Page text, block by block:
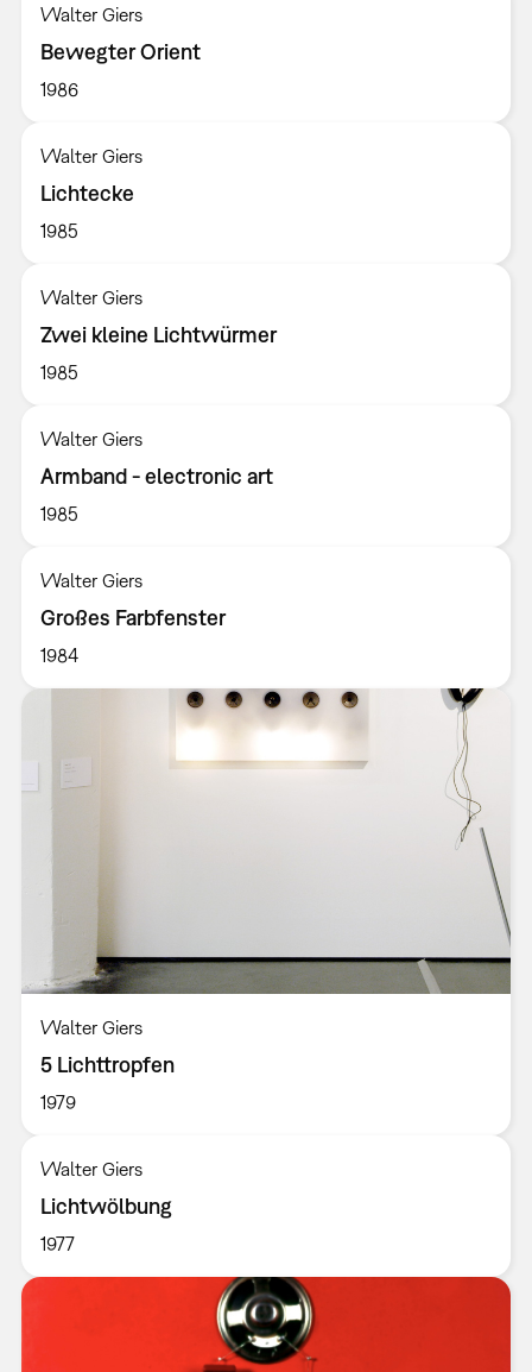
Walter Giers
Bewegter Orient
1986
Walter Giers
Lichtecke
1985
Walter Giers
Zwei kleine Lichtwürmer
1985
Walter Giers
Armband - electronic art
1985
Walter Giers
Großes Farbfenster
1984
Walter Giers
5 Lichttropfen
1979
Walter Giers
Lichtwölbung
1977